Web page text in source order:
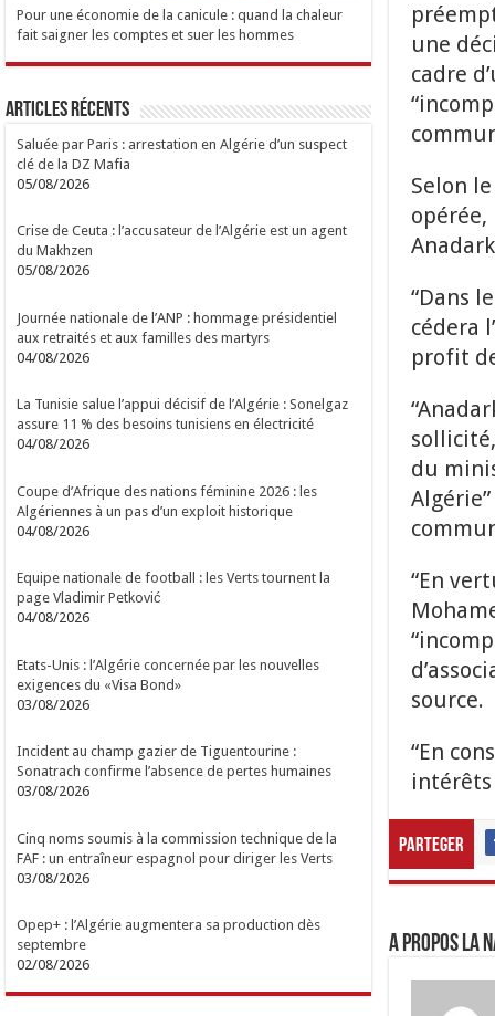
une
cadre
Selon
“Dans
cédera
profit
du
“En
source.
“En
intérêts
Parteger
A propos LA
Pour une économie de la canicule : quand la chaleur
fait saigner les comptes et suer les hommes
Articles Récents
Saluée par Paris : arrestation en Algérie d’un suspect
clé de la DZ Mafia
05/08/2026
Crise de Ceuta : l’accusateur de l’Algérie est un agent
du Makhzen
05/08/2026
Journée nationale de l’ANP : hommage présidentiel
aux retraités et aux familles des martyrs
04/08/2026
La Tunisie salue l’appui décisif de l’Algérie : Sonelgaz
assure 11 % des besoins tunisiens en électricité
04/08/2026
Coupe d’Afrique des nations féminine 2026 : les
Algériennes à un pas d’un exploit historique
04/08/2026
Equipe nationale de football : les Verts tournent la
page Vladimir Petković
04/08/2026
Etats-Unis : l’Algérie concernée par les nouvelles
exigences du «Visa Bond»
03/08/2026
Incident au champ gazier de Tiguentourine :
Sonatrach confirme l’absence de pertes humaines
03/08/2026
Cinq noms soumis à la commission technique de la
FAF : un entraîneur espagnol pour diriger les Verts
03/08/2026
Opep+ : l’Algérie augmentera sa production dès
septembre
02/08/2026